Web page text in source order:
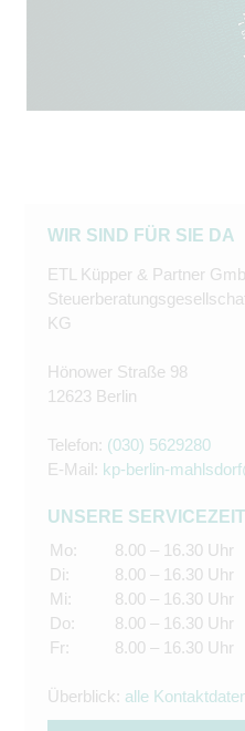
WIR SIND FÜR SIE DA
ETL Küpper & Partner
KG
Hönower Straße 98
12623 Berlin
Telefon: (030) 5629280
E-Mail: kp-berlin-
UNSERE
Mo:
Di:
Mi:
Do:
Fr:
8.00 – 16.30 Uhr
8.00 – 16.30 Uhr
8.00 – 16.30 Uhr
8.00 – 16.30 Uhr
8.00 – 16.30 Uhr
Überblick: alle